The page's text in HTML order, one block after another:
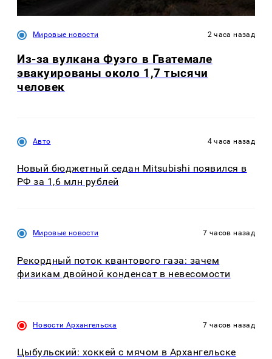
Мировые новости 2 часа назад
Из-за вулкана Фуэго в Гватемале
эвакуированы около 1,7 тысячи
человек
Авто 4 часа назад
Новый бюджетный седан Mitsubishi появился в
РФ за 1,6 млн рублей
Мировые новости 7 часов назад
Рекордный поток квантового газа: зачем
физикам двойной конденсат в невесомости
Новости Архангельска 7 часов назад
Цыбульский: хоккей с мячом в Архангельске